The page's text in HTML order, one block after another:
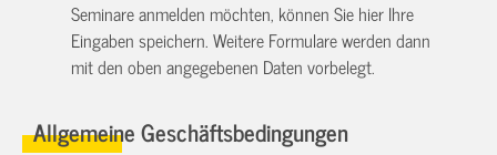
Seminare anmelden möchten, können Sie hier Ihre
Eingaben speichern. Weitere Formulare werden dann
mit den oben angegebenen Daten vorbelegt.
Allgemeine Geschäftsbedingungen